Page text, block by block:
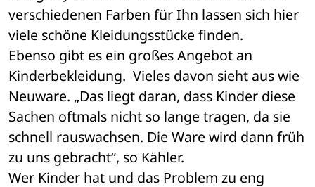
verschiedenen Farben für Ihn lassen sich hier
viele schöne Kleidungsstücke finden.
Ebenso gibt es ein großes Angebot an
Kinderbekleidung.  Vieles davon sieht aus wie
Neuware. „Das liegt daran, dass Kinder diese
Sachen oftmals nicht so lange tragen, da sie
schnell rauswachsen. Die Ware wird dann früh
zu uns gebracht“, so Kähler.
Wer Kinder hat und das Problem zu eng